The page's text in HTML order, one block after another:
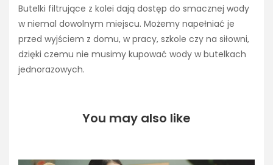
Butelki filtrujące z kolei dają dostęp do smacznej wody
w niemal dowolnym miejscu. Możemy napełniać je
przed wyjściem z domu, w pracy, szkole czy na siłowni,
dzięki czemu nie musimy kupować wody w butelkach
jednorazowych.
You may also like